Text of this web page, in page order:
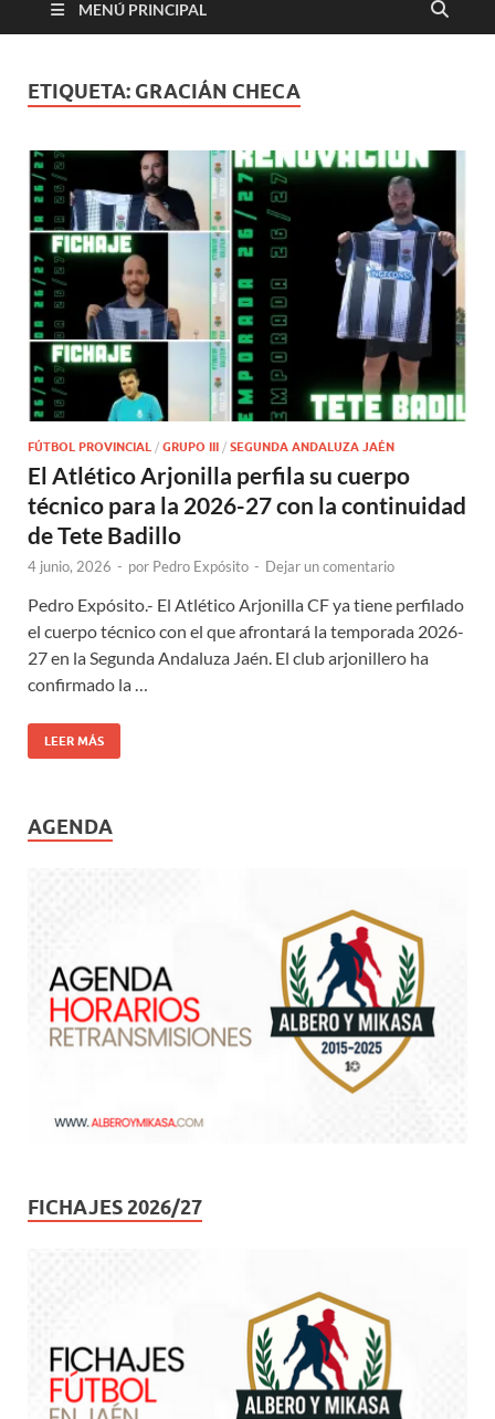
MENÚ PRINCIPAL
ETIQUETA: GRACIÁN CHECA
FÚTBOL PROVINCIAL / GRUPO III / SEGUNDA ANDALUZA JAÉN
El Atlético Arjonilla perfila su cuerpo
técnico para la 2026-27 con la continuidad
de Tete Badillo
4 junio, 2026 - por Pedro Expósito - Dejar un comentario
Pedro Expósito.- El Atlético Arjonilla CF ya tiene perfilado
el cuerpo técnico con el que afrontará la temporada 2026-
27 en la Segunda Andaluza Jaén. El club arjonillero ha
confirmado la …
LEER MÁS
AGENDA
FICHAJES 2026/27